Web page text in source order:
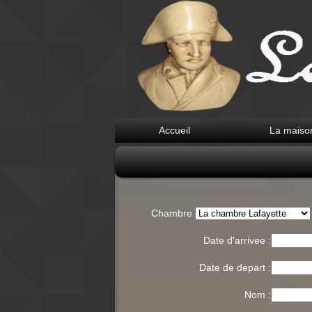
Accueil La
Chambre
Date d'arrivee :
Date de depart :
Nom :